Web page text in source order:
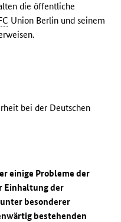
die öffentliche
Union Berlin und seinem
bei der Deutschen
einige Probleme der
Einhaltung der
besonderer
bestehenden